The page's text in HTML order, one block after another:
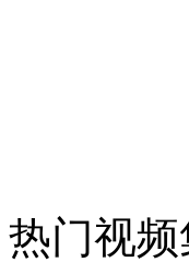
山西运城恶犬咬
热门视频